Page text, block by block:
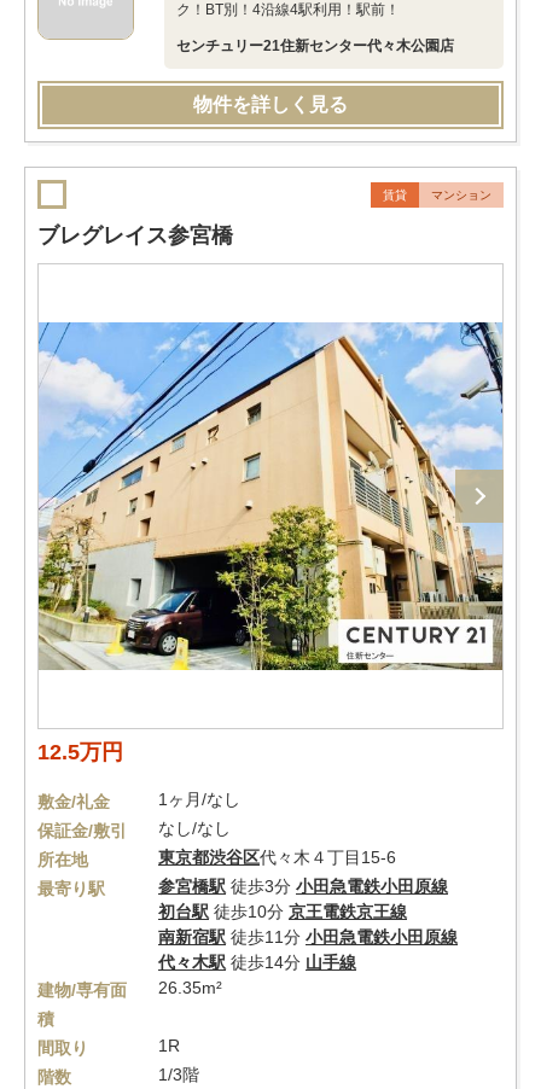
ク！BT別！4沿線4駅利用！駅前！
センチュリー21住新センター代々木公園店
物件を詳しく見る
賃貸 マンション
ブレグレイス参宮橋
12.5万円
敷金/礼金
1ヶ月/なし
保証金/敷引
なし/なし
所在地
東京都渋谷区代々木４丁目15-6
最寄り駅
参宮橋駅 徒歩3分 小田急電鉄小田原線
初台駅 徒歩10分 京王電鉄京王線
南新宿駅 徒歩11分 小田急電鉄小田原線
代々木駅 徒歩14分 山手線
建物/専有面
積
26.35m²
間取り
1R
階数
1/3階